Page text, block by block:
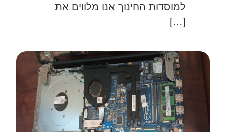
למוסדות החינוך אנו מלווים את
[…]